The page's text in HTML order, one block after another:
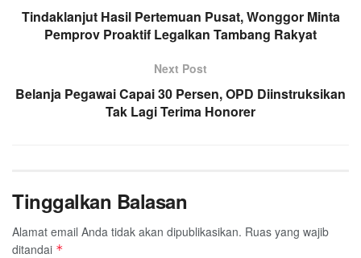
Tindaklanjut Hasil Pertemuan Pusat, Wonggor Minta
Pemprov Proaktif Legalkan Tambang Rakyat
Next Post
Belanja Pegawai Capai 30 Persen, OPD Diinstruksikan
Tak Lagi Terima Honorer
Tinggalkan Balasan
Alamat email Anda tidak akan dipublikasikan. Ruas yang wajib
ditandai *